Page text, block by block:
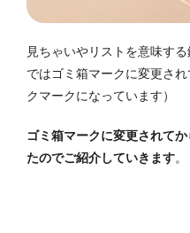
見ちゃいやリストを意味す
ではゴミ箱マークに変更さ
クマークになっています）
ゴミ箱マークに変更されて
たのでご紹介していきます。